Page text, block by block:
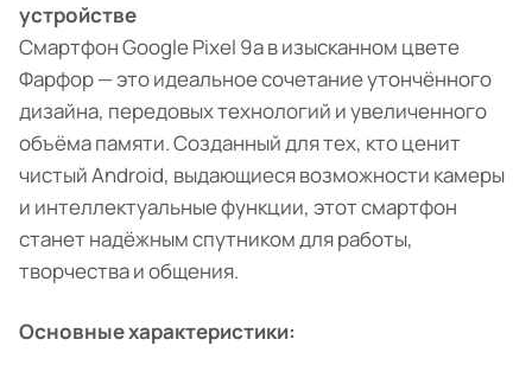
устройстве
Смартфон Google Pixel 9a в изысканном цвете
Фарфор — это идеальное сочетание утончённого
дизайна, передовых технологий и увеличенного
объёма памяти. Созданный для тех, кто ценит
чистый Android, выдающиеся возможности камеры
и интеллектуальные функции, этот смартфон
станет надёжным спутником для работы,
творчества и общения.
Основные характеристики: